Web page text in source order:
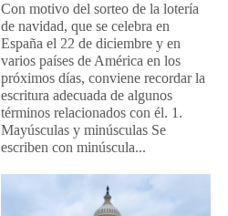
Con motivo del sorteo de la lotería
de navidad, que se celebra en
España el 22 de diciembre y en
varios países de América en los
próximos días, conviene recordar la
escritura adecuada de algunos
términos relacionados con él. 1.
Mayúsculas y minúsculas Se
escriben con minúscula...